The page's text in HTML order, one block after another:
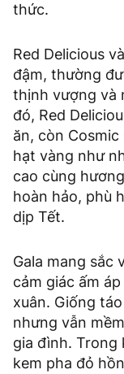
thức.
Red Delicious
đậm, thường
thịnh vượng và
đó, Red
ăn, còn
hạt vàng như
cao cùng
hoàn hảo, phù
dịp Tết.
Gala mang sắc
cảm giác ấm
xuân. Giống
nhưng vẫn
gia đình. Trong
kem pha đỏ